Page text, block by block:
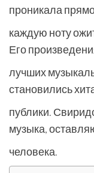
проникала
каждую ноту
Его
лучших
становились
публики.
музыка,
человека.